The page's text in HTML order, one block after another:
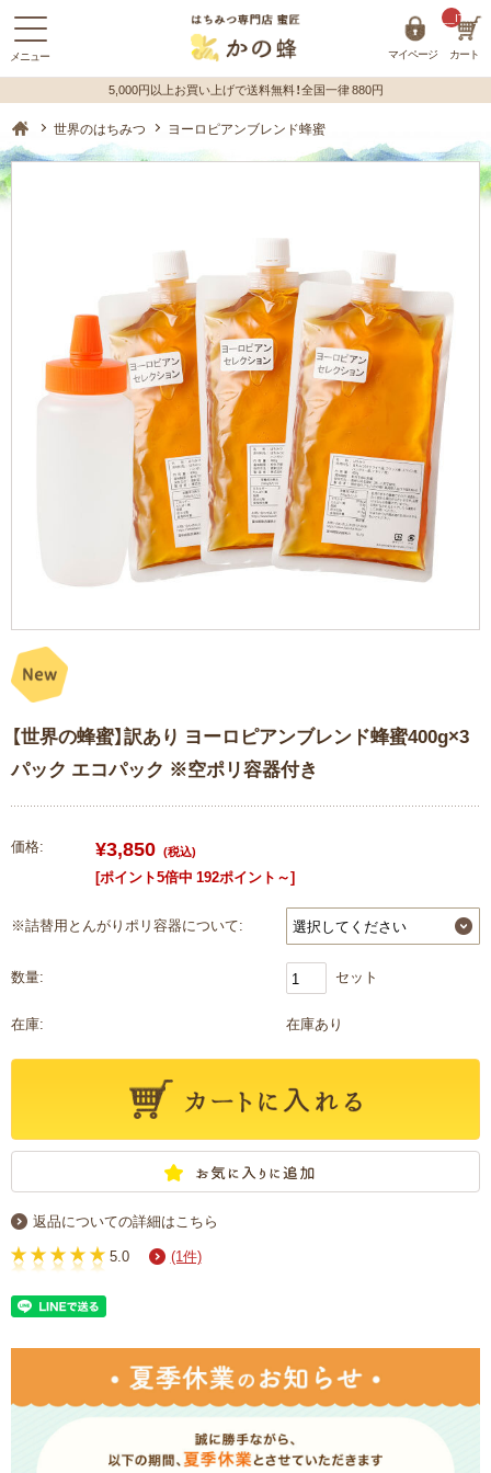
マイページ カート
蜂蜜（はちみつ）の購入はハチミツ専門店【かの蜂】 ホーム
世界のはちみつ ヨーロピアンブレンド蜂蜜
【世界の蜂蜜】訳あり ヨーロピアンブレンド蜂蜜400g×3
パック エコパック ※空ポリ容器付き
価格: ¥3,850 (税込)
[ポイント5倍中 192ポイント～]
※詰替用とんがりポリ容器について:
数量: セット
在庫: 在庫あり
返品についての詳細はこちら
5.0
(1件)